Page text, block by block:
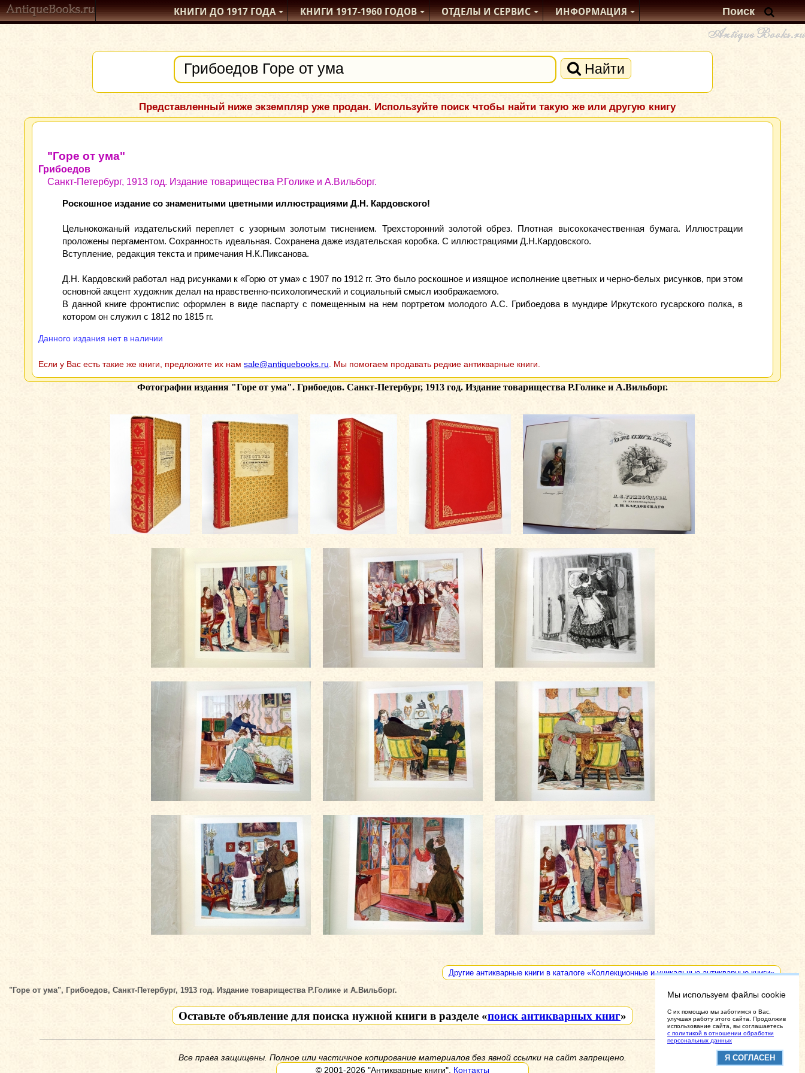
КНИГИ ДО 1917ГОДА КНИГИ1917-1960ГОДОВ ОТДЕЛЫИ СЕРВИС ИНФОРМАЦИЯ
Найти
Представленный ниже экземпляр уже продан. Используйте поиск чтобы найти такую же или другую книгу
"Горе от ума"
Грибоедов
Санкт-Петербург, 1913 год. Издание товарищества Р.Голике и А.Вильборг.
Роскошное издание со знаменитыми цветными иллюстрациями Д.Н. Кардовского!
Цельнокожаный издательский переплет с узорным золотым тиснением. Трехсторонний золотой обрез. Плотная высококачественная бумага. Иллюстрации
проложены пергаментом. Сохранность идеальная. Сохранена даже издательская коробка. С иллюстрациями Д.Н.Кардовского.
Вступление, редакция текста и примечания Н.К.Пиксанова.
Д.Н. Кардовский работал над рисунками к «Горю от ума» с 1907 по 1912 гг. Это было роскошное и изящное исполнение цветных и черно-белых рисунков, при этом
основной акцент художник делал на нравственно-психологический и социальный смысл изображаемого.
В данной книге фронтиспис оформлен в виде паспарту с помещенным на нем портретом молодого А.С. Грибоедова в мундире Иркутского гусарского полка, в
котором он служил с 1812 по 1815 гг.
Данного издания нет в наличии
Если у Вас есть такие же книги, предложите их нам sale@antiquebooks.ru . Мы помогаем продавать редкие антикварные книги.
Фотографии издания "Горе от ума". Грибоедов. Санкт-Петербург, 1913 год. Издание товарищества Р.Голике и А.Вильборг.
Другие антикварные книги в каталоге «Коллекционные и уникальные антикварные книги»
"Горе от ума", Грибоедов, Санкт-Петербург, 1913 год. Издание товарищества Р.Голике и А.Вильборг.
Оставьте объявление для поиска нужной книги в разделе «поиск антикварных книг»
Все права защищены. Полное или частичное копирование материалов без явной ссылки на сайт запрещено.
© 2001-2026 "Антикварные книги", Контакты
Мы используем файлы cookie
C их помощью мы заботимся о Вас,
улучшая работу этого сайта. Продолжив
использование сайта, вы соглашаетесь
с политикой в отношении обработки
персональных данных
Я СОГЛАСЕН